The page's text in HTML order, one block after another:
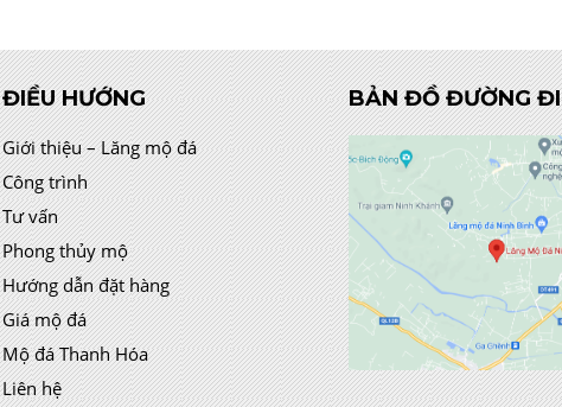
ĐIỀU HƯỚNG
Giới thiệu – Lăng mộ đá
Công trình
Tư vấn
Phong thủy mộ
Hướng dẫn đặt hàng
Giá mộ đá
Mộ đá Thanh Hóa
Liên hệ
BẢN ĐỒ ĐƯỜNG ĐI